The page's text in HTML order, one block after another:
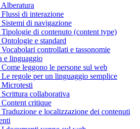
di interazione
di navigazione
di contenuto (content type)
e standard
controllati e tassonomie
e linguaggio
leggono le persone sul web
regole per un linguaggio semplice
collaborativa
critique
e localizzazione dei contenuti